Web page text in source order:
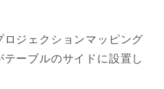
ジェクションマッピング
ーブルのサイドに設置し